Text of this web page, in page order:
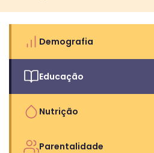
Demografia
Educação
Nutrição
Parentalidade